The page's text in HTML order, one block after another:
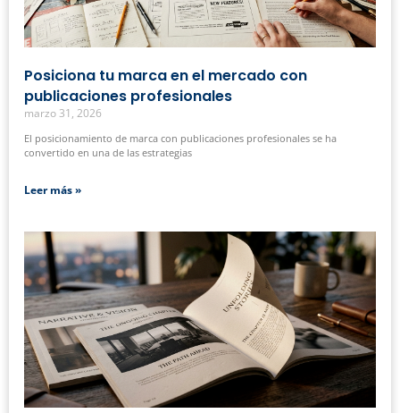
Posiciona tu marca en el mercado con
publicaciones profesionales
marzo 31, 2026
El posicionamiento de marca con publicaciones profesionales se ha
convertido en una de las estrategias
Leer más »